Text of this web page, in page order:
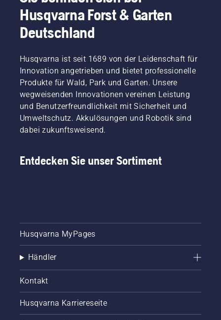
Husqvarna Forst & Garten
Deutschland
Husqvarna ist seit 1689 von der Leidenschaft für
Innovation angetrieben und bietet professionelle
Produkte für Wald, Park und Garten. Unsere
wegweisenden Innovationen vereinen Leistung
und Benutzerfreundlichkeit mit Sicherheit und
Umweltschutz. Akkulösungen und Robotik sind
dabei zukunftsweisend.
Entdecken Sie unser Sortiment
Husqvarna MyPages
Händler
Kontakt
Husqvarna Karriereseite